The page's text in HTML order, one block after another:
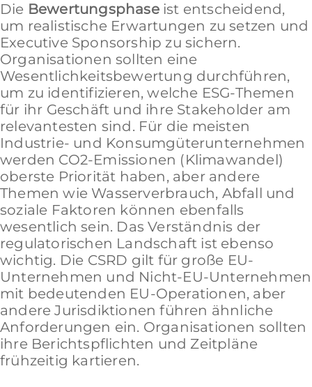
Die Bewertungsphaseist entscheidend,
um realistische Erwartungen zu setzen und
Executive Sponsorship zu sichern.
Organisationen sollten eine
Wesentlichkeitsbewertung durchführen,
um zu identifizieren, welche ESG-Themen
für ihr Geschäft und ihre Stakeholder am
relevantesten sind. Für die meisten
Industrie- und Konsumgüterunternehmen
werden CO2-Emissionen (Klimawandel)
oberste Priorität haben, aber andere
Themen wie Wasserverbrauch, Abfall und
soziale Faktoren können ebenfalls
wesentlich sein. Das Verständnis der
regulatorischen Landschaft ist ebenso
wichtig. Die CSRD gilt für große EU-
Unternehmen und Nicht-EU-Unternehmen
mit bedeutenden EU-Operationen, aber
andere Jurisdiktionen führen ähnliche
Anforderungen ein. Organisationen sollten
ihre Berichtspflichten und Zeitpläne
frühzeitig kartieren.